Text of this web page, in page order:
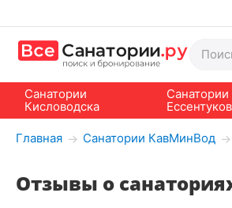
Санатории
Кисловодска
Санатории
Ессентуков
Главная → Санатории КавМинВод →
Отзывы о